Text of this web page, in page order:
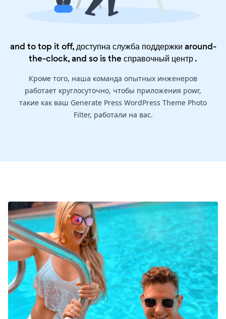
and to top it off, доступна служба поддержки around-
the-clock, and so is theсправочный центр.
Кроме того, наша команда опытных инженеров
работает круглосуточно, чтобы приложения powr,
такие как ваш Generate Press WordPress Theme Photo
Filter, работали на вас.